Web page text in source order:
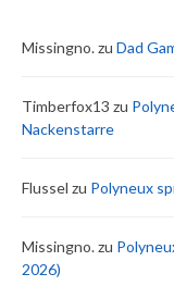
Missingno.zu Dad
Timberfox13 zu
Nackenstarre
Flussel zu Polyneux
Missingno.zu
2026)